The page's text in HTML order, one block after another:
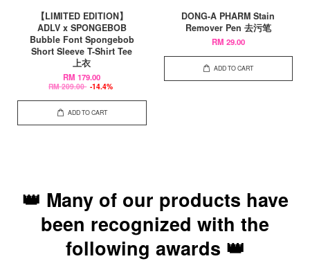
【LIMITED EDITION】
ADLV x SPONGEBOB
Bubble Font Spongebob
Short Sleeve T-Shirt Tee
上衣
RM 179.00
RM 209.00 -14.4%
ADD TO CART
DONG-A PHARM Stain
Remover Pen 去污笔
RM 29.00
ADD TO CART
👑 Many of our products have
been recognized with the
following awards 👑